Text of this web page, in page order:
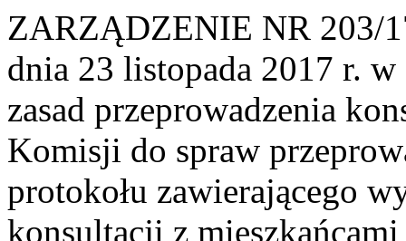
ZARZĄDZENIE NR 203/
dnia 23 listopada 2017 r.
zasad przeprowadzenia
Komisji do spraw
protokołu zawierającego
konsultacji z